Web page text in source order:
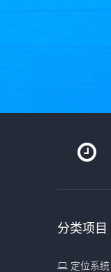
分类项目
定位系统